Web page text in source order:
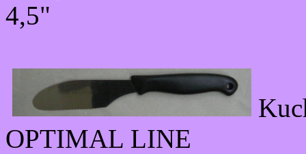
4,5"
OPTIMAL LINE